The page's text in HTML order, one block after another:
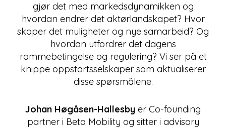
gjør det med markedsdynamikken og
hvordan endrer det aktørlandskapet? Hvor
skaper det muligheter og nye samarbeid? Og
hvordan utfordrer det dagens
rammebetingelse og regulering? Vi ser på et
knippe oppstartsselskaper som aktualiserer
disse spørsmålene.
Johan Høgåsen-Hallesby er Co-founding
partner i Beta Mobility og sitter i advisory